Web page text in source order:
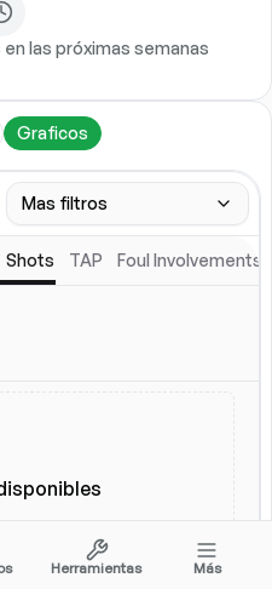
las próximas semanas
Graficos
Mas filtros
Shots TAP Foul Involvements
Herramientas Más